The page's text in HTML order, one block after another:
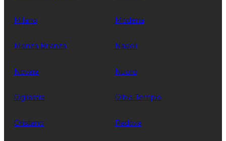
Milano Modena
Monza Brianza Napoli
Novara Nuoro
Ogliastra Olbia-Tempio
Oristano Padova